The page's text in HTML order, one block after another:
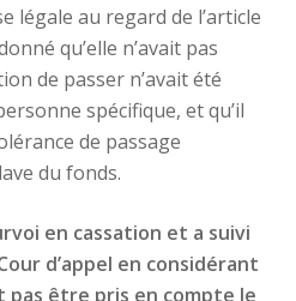
légale au regard de l’article
qu’elle n’avait pas
de passer n’avait été
spécifique, et qu’il
de passage
du fonds.
en cassation et a suivi
d’appel en considérant
être pris en compte le